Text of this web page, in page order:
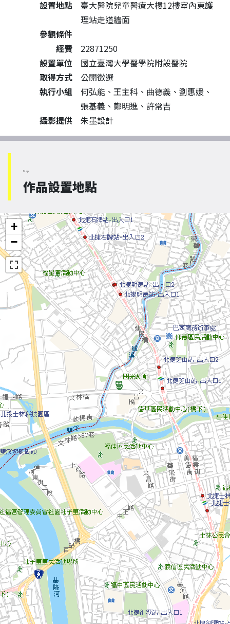
設置地點
臺大醫院兒童醫療大樓12樓室內東護
理站走道牆面
參觀條件
經費
22871250
設置單位
國立臺灣大學醫學院附設醫院
取得方式
公開徵選
執行小組
何弘能、王主科、曲德義、劉惠媛、
張基義、鄭明進、許常吉
攝影提供
朱墨設計
Map
作品設置地點
+
−